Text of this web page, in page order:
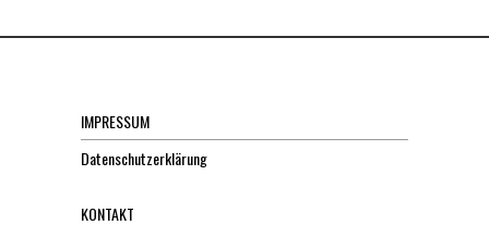
IMPRESSUM
Datenschutzerklärung
KONTAKT